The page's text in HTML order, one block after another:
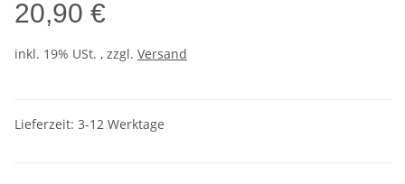
20,90 €
inkl. 19% USt. , zzgl. Versand
Lieferzeit: 3-12 Werktage